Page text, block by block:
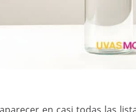
en casi todas las